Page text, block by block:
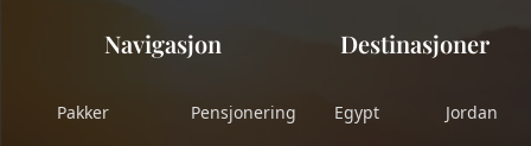
Navigasjon
Pakker Pensjonering
Destinasjoner
Egypt Jordan